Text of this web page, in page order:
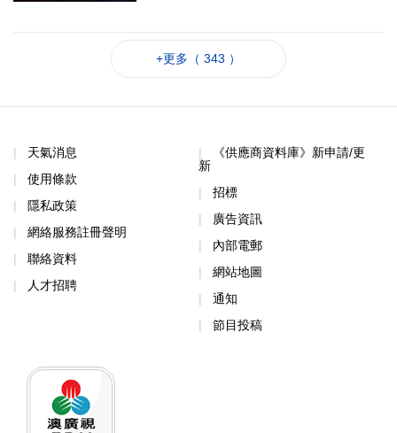
+更多（ 343 ）
天氣消息
使用條款
隱私政策
網絡服務註冊聲明
聯絡資料
人才招聘
《供應商資料庫》新申請/更
新
招標
廣告資訊
內部電郵
網站地圖
通知
節目投稿